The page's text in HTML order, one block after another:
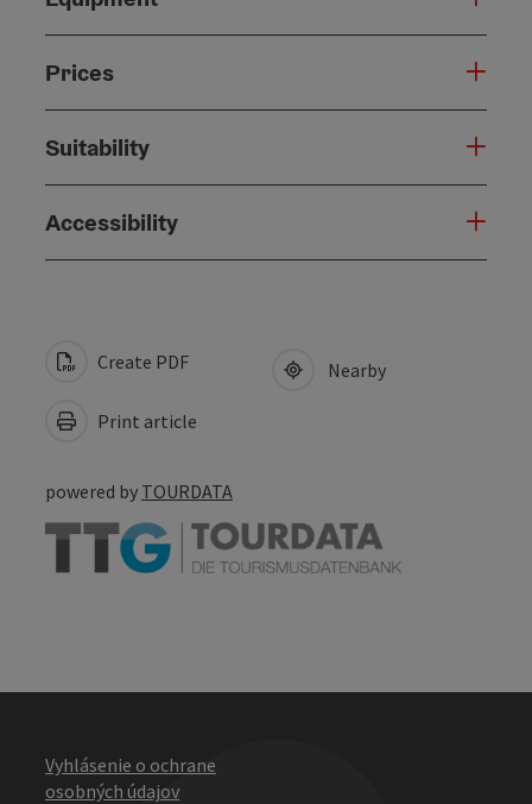
Prices
Suitability
Accessibility
Create PDF
Print article
Nearby
powered by TOURDATA
Vyhlásenie o ochrane
osobných údajov